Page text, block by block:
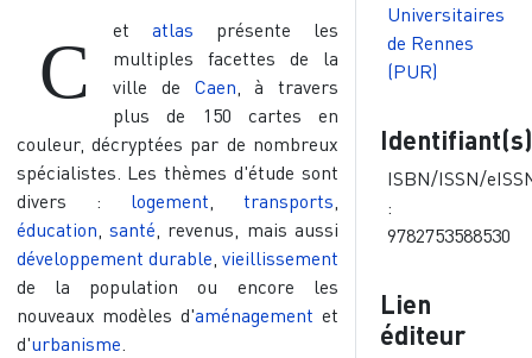
C et atlas présente les
multiples facettes de la
ville de Caen, à travers
plus de 150 cartes en
couleur, décryptées par de nombreux
spécialistes. Les thèmes d'étude sont
divers : logement,transports,
éducation, santé, revenus, mais aussi
développement durable,vieillissement
de la population ou encore les
nouveaux modèles d'aménagement et
d'urbanisme.
Universitaires
de Rennes
(PUR)
Identifiant(s)
ISBN/ISSN/
:
9782753588530
Lien
éditeur